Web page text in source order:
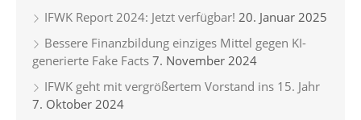
IFWK Report 2024: Jetzt verfügbar! 20. Januar 2025
Bessere Finanzbildung einziges Mittel gegen KI-
generierte Fake Facts 7. November 2024
IFWK geht mit vergrößertem Vorstand ins 15. Jahr
7. Oktober 2024